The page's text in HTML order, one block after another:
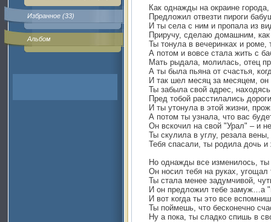
Избранное (33)
Альбом
Как однажды на окраине
Предложил отвезти пироги
И ты села с ним и пропала из
Приручу, сделаю домашним,
Ты тонула в вечеринках и
А потом и вовсе стала жить с
Мать рыдала, молилась, отец
А ты была пьяна от счастья,
И так шел месяц за месяцем,
Ты забыла свой адрес,
Пред тобой расстилались
И ты утонула в этой жизни,
А потом ты узнала, что вас
Он вскочил на свой "Урал" – и
Ты скулила в углу, резала
Тебя спасали, ты родила дочь
Но однажды все изменилось, ты
Он носил тебя на руках,
Ты стала менее задумчивой,
И он предложил тебе замуж…а
И вот когда ты это все
Ты поймешь, что бесконечно
Ну а пока, ты сладко спишь в